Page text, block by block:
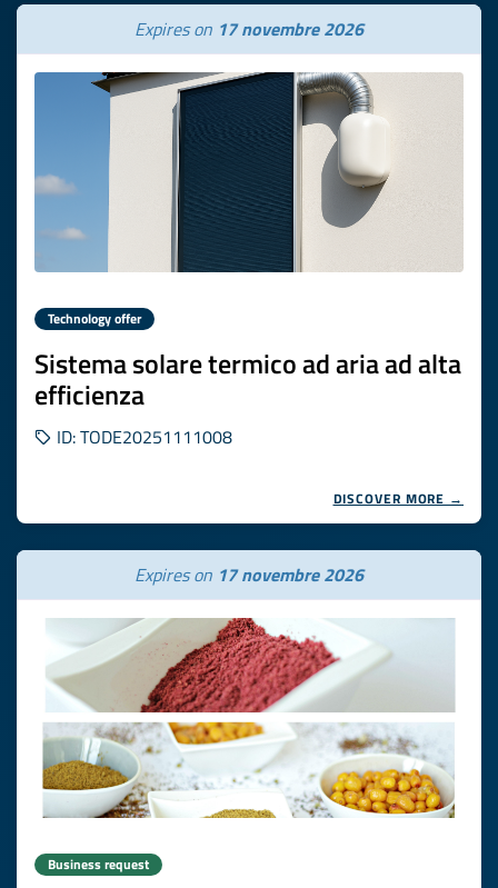
Expires on 17 novembre 2026
Technology offer
Sistema solare termico ad aria ad alta
efficienza
ID: TODE20251111008
DISCOVER MORE →
Expires on 17 novembre 2026
Business request